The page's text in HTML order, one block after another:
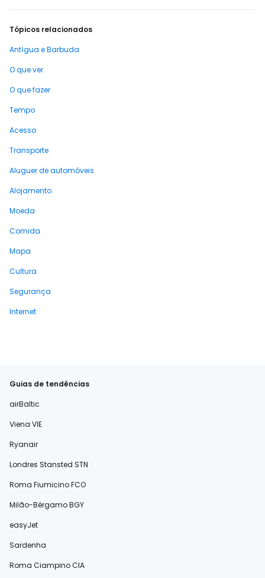
Tópicos relacionados
Antígua e Barbuda
O que ver
O que fazer
Tempo
Acesso
Transporte
Aluguer de automóveis
Alojamento
Moeda
Comida
Mapa
Cultura
Segurança
Internet
Guias de tendências
airBaltic
Viena VIE
Ryanair
Londres Stansted STN
Roma Fiumicino FCO
Milão-Bérgamo BGY
easyJet
Sardenha
Roma Ciampino CIA